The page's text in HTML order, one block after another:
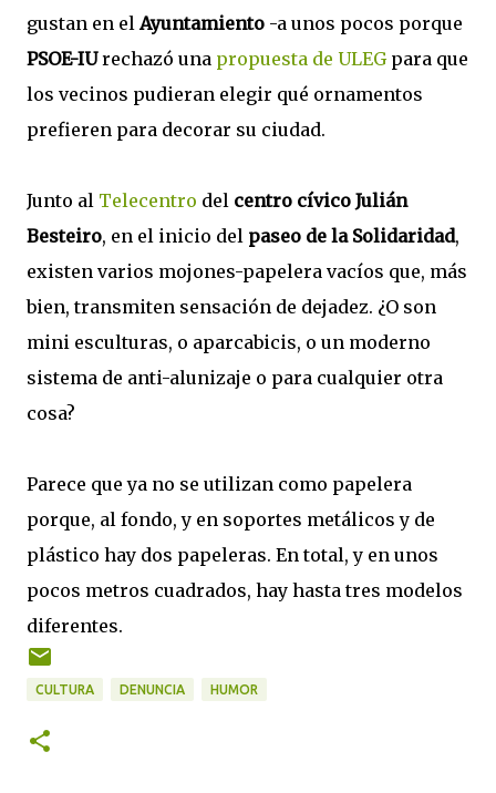
gustan en elAyuntamiento -a unos pocos porque
PSOE-IUrechazó una propuesta de ULEGpara que
los vecinos pudieran elegir qué ornamentos
prefieren para decorar su ciudad.
Junto al Telecentro del centro cívico Julián
Besteiro, en el inicio del paseo de la Solidaridad,
existen varios mojones-papelera vacíos que, más
bien, transmiten sensación de dejadez. ¿O son
mini esculturas, o aparcabicis, o un moderno
sistema de anti-alunizaje o para cualquier otra
cosa?
Parece que ya no se utilizan como papelera
porque, al fondo, y en soportes metálicos y de
plástico hay dos papeleras. En total, y en unos
pocos metros cuadrados, hay hasta tres modelos
diferentes.
CULTURA DENUNCIA HUMOR